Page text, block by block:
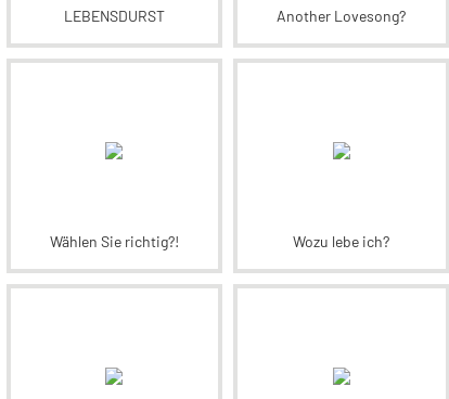
LEBENSDURST Another Lovesong?
Wählen Sie richtig?! Wozu lebe ich?